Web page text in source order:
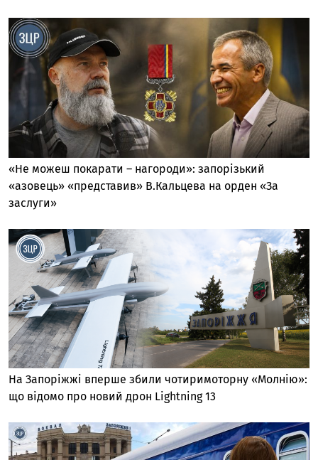
«Не можеш покарати – нагороди»: запорізький
«азовець» «представив» В.Кальцева на орден «За
заслуги»
На Запоріжжі вперше збили чотиримоторну «Молнію»:
що відомо про новий дрон Lightning 13